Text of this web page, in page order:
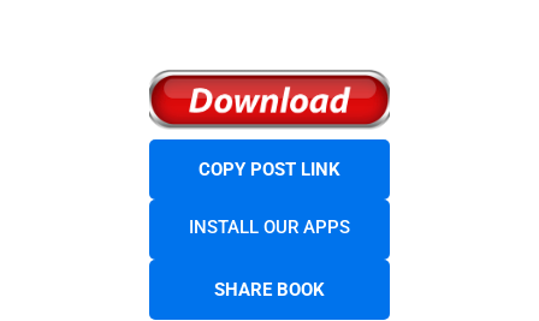
COPY POST LINK
INSTALL OUR APPS
SHARE BOOK